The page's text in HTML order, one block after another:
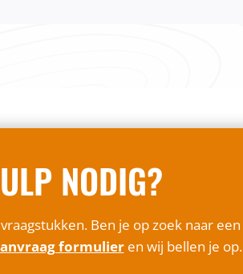
NODIG?
Ben je op zoek naar een
formulieren wij bellen je op.